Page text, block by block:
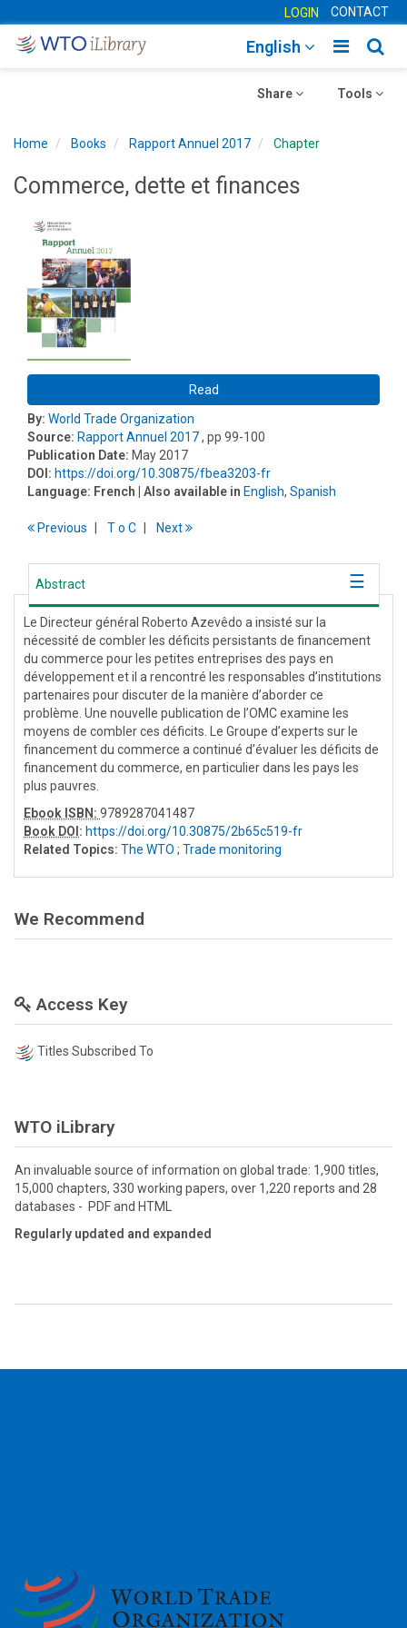
LOGIN CONTACT
Toggle
English
Toggle
Tools
Toggle
Share
Home Books Rapport Annuel 2017 Chapter
Commerce, dette et finances
Read
By: World Trade Organization
Source: Rapport Annuel 2017, pp 99-100
Publication Date: May 2017
DOI: https://doi.org/10.30875/fbea3203-fr
Language: French | Also available in English, Spanish
Previous To C Next
Abstract
Le Directeur général Roberto Azevêdo a insisté sur la
nécessité de combler les déficits persistants de financement
du commerce pour les petites entreprises des pays en
développement et il a rencontré les responsables d’institutions
partenaires pour discuter de la manière d’aborder ce
problème. Une nouvelle publication de l’OMC examine les
moyens de combler ces déficits. Le Groupe d’experts sur le
financement du commerce a continué d’évaluer les déficits de
financement du commerce, en particulier dans les pays les
plus pauvres.
Ebook ISBN: 9789287041487
Book DOI : https://doi.org/10.30875/2b65c519-fr
Related Topics: The WTO ; Trade monitoring
We Recommend
Access Key
Titles Subscribed To
WTO iLibrary
An invaluable source of information on global trade: 1,900 titles,
15,000 chapters, 330 working papers, over 1,220 reports and 28
databases - PDF and HTML
Regularly updated and expanded